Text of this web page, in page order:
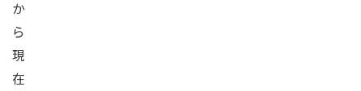
か
ら
現
在